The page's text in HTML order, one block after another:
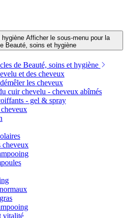
hygiène Afficher le sous-menu pour la
Beauté, soins et hygiène
de Beauté, soins et hygiène
et des cheveux
les cheveux
cuir chevelu - cheveux abîmés
- gel & spray
cheveux
vitalité